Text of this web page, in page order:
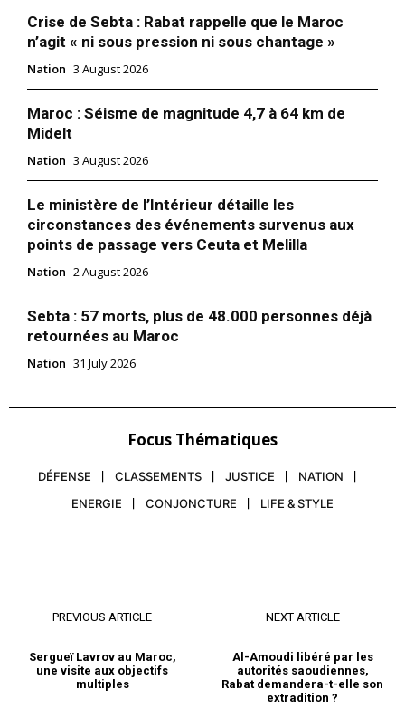
Crise de Sebta : Rabat rappelle que le Maroc
n’agit « ni sous pression ni sous chantage »
Nation 3 August 2026
Maroc : Séisme de magnitude 4,7 à 64 km de
Midelt
Nation 3 August 2026
Le ministère de l’Intérieur détaille les
circonstances des événements survenus aux
points de passage vers Ceuta et Melilla
Nation 2 August 2026
Sebta : 57 morts, plus de 48.000 personnes déjà
retournées au Maroc
Nation 31 July 2026
Focus Thématiques
DÉFENSE CLASSEMENTS JUSTICE
NATION
ENERGIE
CONJONCTURE LIFE & STYLE
PREVIOUS ARTICLE
Sergueï Lavrov au Maroc,
une visite aux objectifs
multiples
NEXT ARTICLE
Al-Amoudi libéré par les
autorités saoudiennes,
Rabat demandera-t-elle son
extradition ?